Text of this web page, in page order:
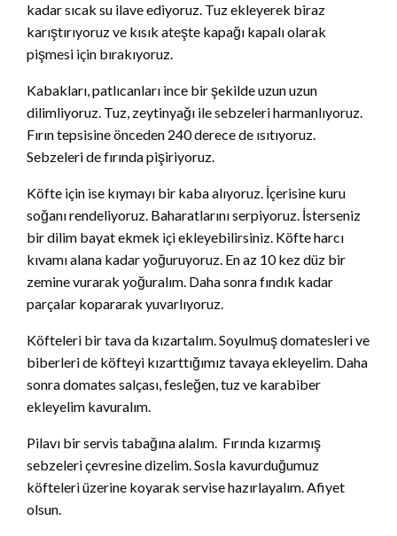
kadar sıcak su ilave ediyoruz. Tuz ekleyerek biraz
karıştırıyoruz ve kısık ateşte kapağı kapalı olarak
pişmesi için bırakıyoruz.
Kabakları, patlıcanları ince bir şekilde uzun uzun
dilimliyoruz. Tuz, zeytinyağı ile sebzeleri harmanlıyoruz.
Fırın tepsisine önceden 240 derece de ısıtıyoruz.
Sebzeleri de fırında pişiriyoruz.
Köfte için ise kıymayı bir kaba alıyoruz. İçerisine kuru
soğanı rendeliyoruz. Baharatlarını serpiyoruz. İsterseniz
bir dilim bayat ekmek içi ekleyebilirsiniz. Köfte harcı
kıvamı alana kadar yoğuruyoruz. En az 10 kez düz bir
zemine vurarak yoğuralım. Daha sonra fındık kadar
parçalar kopararak yuvarlıyoruz.
Köfteleri bir tava da kızartalım. Soyulmuş domatesleri ve
biberleri de köfteyi kızarttığımız tavaya ekleyelim. Daha
sonra domates salçası, fesleğen, tuz ve karabiber
ekleyelim kavuralım.
Pilavı bir servis tabağına alalım. Fırında kızarmış
sebzeleri çevresine dizelim. Sosla kavurduğumuz
köfteleri üzerine koyarak servise hazırlayalım. Afiyet
olsun.